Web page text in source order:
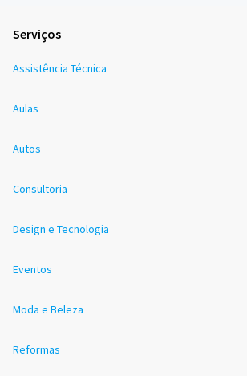
Serviços
Assistência Técnica
Aulas
Autos
Consultoria
Design e Tecnologia
Eventos
Moda e Beleza
Reformas